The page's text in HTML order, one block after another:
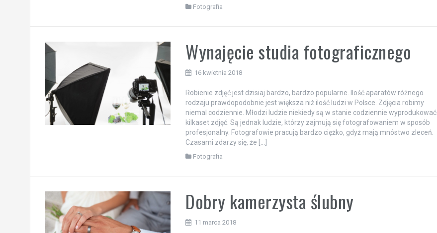
Fotografia
Wynajęcie studia fotograficznego
16 kwietnia 2018
Robienie zdjęć jest dzisiaj bardzo, bardzo popularne. Ilość aparatów różnego
rodzaju prawdopodobnie jest większa niż ilość ludzi w Polsce. Zdjęcia robimy
niemal codziennie. Młodzi ludzie niekiedy są w stanie codziennie wyprodukować
kilkaset zdjęć. Są jednak ludzie, którzy zajmują się fotografowaniem w sposób
profesjonalny. Fotografowie pracują bardzo ciężko, gdyż mają mnóstwo zleceń.
Czasami zdarzy się, że […]
Fotografia
Dobry kamerzysta ślubny
11 marca 2018